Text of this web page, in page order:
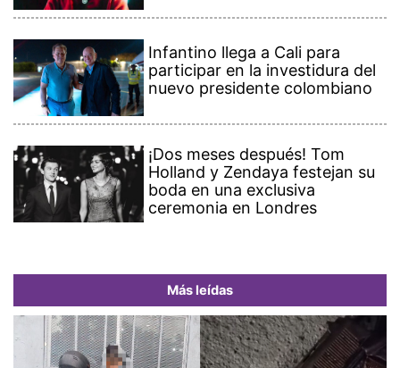
Infantino llega a Cali para
participar en la investidura del
nuevo presidente colombiano
¡Dos meses después! Tom
Holland y Zendaya festejan su
boda en una exclusiva
ceremonia en Londres
Más leídas